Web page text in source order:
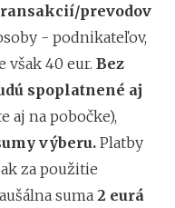
prevodov
- podnikateľov,
však 40 eur. Bez
spoplatnené aj
aj na pobočke),
výberu. Platby
za použitie
suma 2 eurá